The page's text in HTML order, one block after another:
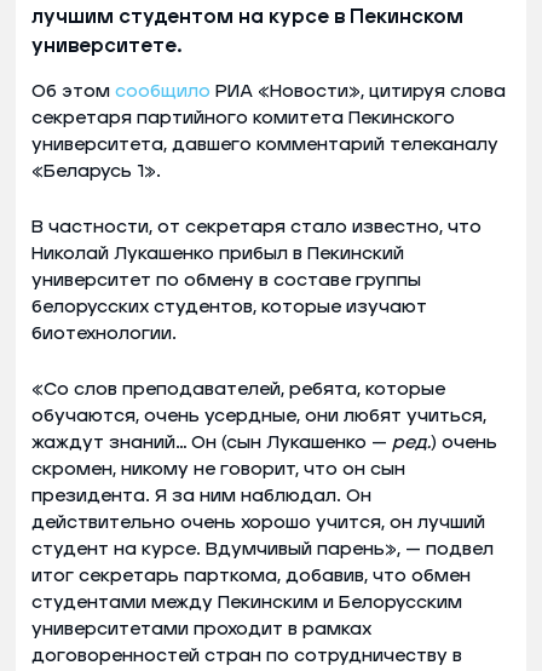
лучшим студентом на курсе в Пекинском
университете.
Об этом сообщило РИА «Новости», цитируя слова
секретаря партийного комитета Пекинского
университета, давшего комментарий телеканалу
«Беларусь 1».
В частности, от секретаря стало известно, что
Николай Лукашенко прибыл в Пекинский
университет по обмену в составе группы
белорусских студентов, которые изучают
биотехнологии.
«Со слов преподавателей, ребята, которые
обучаются, очень усердные, они любят учиться,
жаждут знаний… Он (сын Лукашенко — ред.) очень
скромен, никому не говорит, что он сын
президента. Я за ним наблюдал. Он
действительно очень хорошо учится, он лучший
студент на курсе. Вдумчивый парень», — подвел
итог секретарь парткома, добавив, что обмен
студентами между Пекинским и Белорусским
университетами проходит в рамках
договоренностей стран по сотрудничеству в